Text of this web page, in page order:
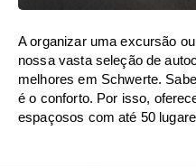
A organizar uma excursão
nossa vasta seleção de
melhores em Schwerte.
é o conforto. Por isso,
espaçosos com até 50